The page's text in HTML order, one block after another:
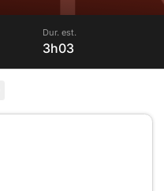
Dur. est.
3h03